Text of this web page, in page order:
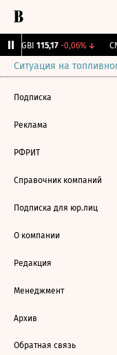
RGBI 115,17 -0,06%↓
Ситуация на
Подписка
Реклама
РФРИТ
Справочник компаний
Подписка для юр.лиц
О компании
Редакция
Менеджмент
Архив
Обратная связь